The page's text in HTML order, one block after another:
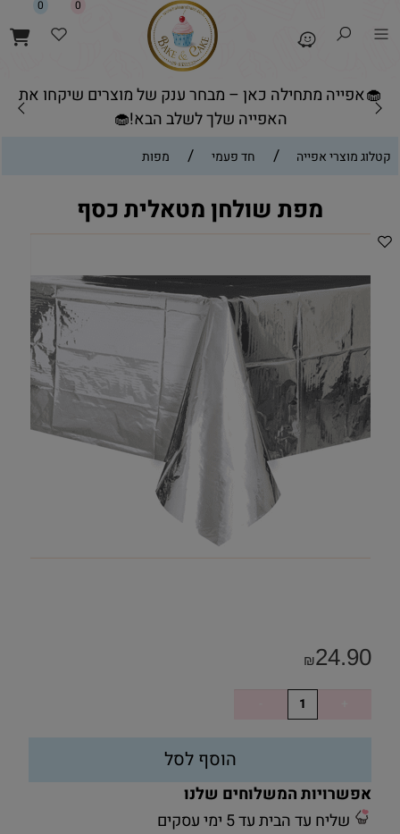
🧁אפייה מתחילה כאן – מבחר ענק של מוצרים שיקחו את
האפייה שלך לשלב הבא!🧁
0 0
קטלוג מוצרי אפייה / חד פעמי / מפות
מפת שולחן מטאלית כסף
₪24.90
הוסף לסל
אפשרויות המשלוחים שלנו
שליח עד הבית עד 5 ימי עסקים